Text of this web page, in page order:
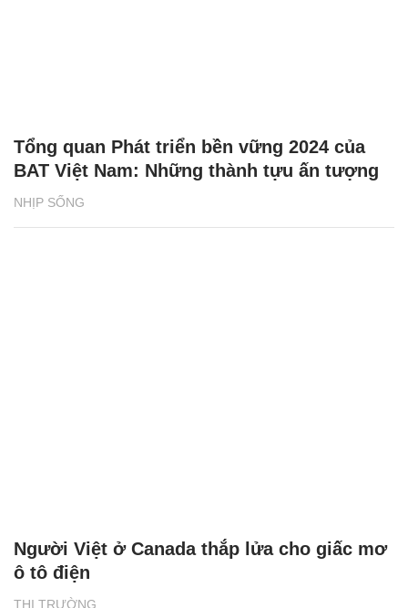
NHỊP SỐNG
Tổng quan Phát triển bền vững 2024 của
BAT Việt Nam: Những thành tựu ấn tượng
THỊ TRƯỜNG
Người Việt ở Canada thắp lửa cho giấc mơ
ô tô điện